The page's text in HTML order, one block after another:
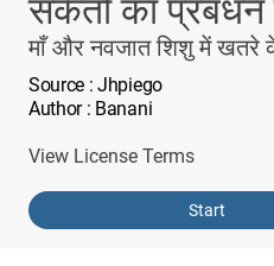
संकेतों का प्रबंधन
माँ और नवजात शिशु में खतरे
Source : Jhpiego
Author: Banani
View License Terms
Start